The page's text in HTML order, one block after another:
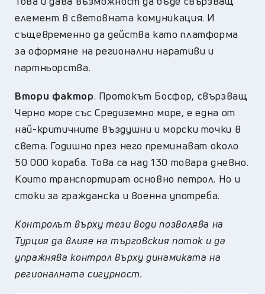
елемент в световната комуникация. И
същевременно да действа като платформа
за оформяне на регионални наративи и
партньорства.
Втори фактор. Протокът Босфор, свързващ
Черно море със Средиземно море, е една от
най-критичните въздушни и морски точки в
света. Годишно през него преминават около
50 000 кораба. Това са над 130 товара дневно.
Които транспортират основно петрол. Но и
стоки за гражданска и военна употреба.
Контролът върху тези води позволява на
Турция да влияе на търговския поток и да
упражнява контрол върху динамиката на
регионалната сигурност.